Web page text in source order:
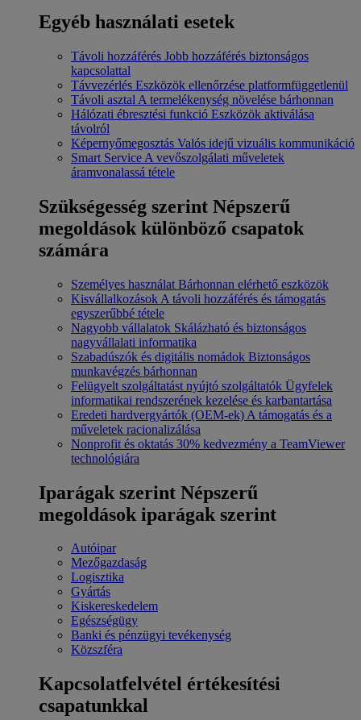
Egyéb használati esetek
Távoli hozzáférés Jobb hozzáférés biztonságos
kapcsolattal
Távvezérlés Eszközök ellenőrzése platformfüggetlenül
Távoli asztal A termelékenység növelése bárhonnan
Hálózati ébresztési funkció Eszközök aktiválása
távolról
Képernyőmegosztás Valós idejű vizuális kommunikáció
Smart Service A vevőszolgálati műveletek
áramvonalassá tétele
Szükségesség szerint Népszerű
megoldások különböző csapatok
számára
Személyes használat Bárhonnan elérhető eszközök
Kisvállalkozások A távoli hozzáférés és támogatás
egyszerűbbé tétele
Nagyobb vállalatok Skálázható és biztonságos
nagyvállalati informatika
Szabadúszók és digitális nomádok Biztonságos
munkavégzés bárhonnan
Felügyelt szolgáltatást nyújtó szolgáltatók Ügyfelek
informatikai rendszerének kezelése és karbantartása
Eredeti hardvergyártók (OEM-ek) A támogatás és a
műveletek racionalizálása
Nonprofit és oktatás 30% kedvezmény a TeamViewer
technológiára
Iparágak szerint Népszerű
megoldások iparágak szerint
Autóipar
Mezőgazdaság
Logisztika
Gyártás
Kiskereskedelem
Egészségügy
Banki és pénzügyi tevékenység
Közszféra
Kapcsolatfelvétel értékesítési
csapatunkkal